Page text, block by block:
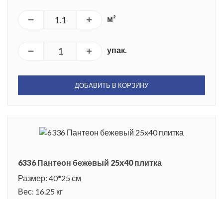
м²
упак.
ДОБАВИТЬ В КОРЗИНУ
6336 Пантеон бежевый 25x40 плитка
Размер: 40*25 см
Вес: 16.25 кг